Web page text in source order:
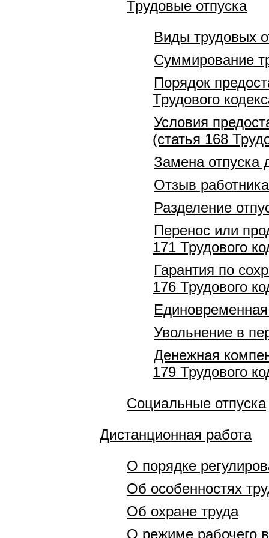
Трудовые отпуска
Виды трудовых
Суммирование
Порядок
Трудового
Условия
(статья 168
Замена отпуска
Отзыв
Разделение
Перенос или
171 Трудового
Гарантия по
176 Трудового
Единовременная
Увольнение в
Денежная
179 Трудового
Социальные отпуска
Дистанционная работа
О порядке
Об особенностях
Об охране труда
О режиме рабочего